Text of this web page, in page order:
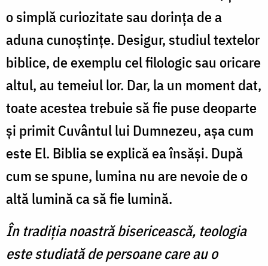
o simplă curiozitate sau dorința de a
aduna cunoștințe. Desigur, studiul textelor
biblice, de exemplu cel filologic sau oricare
altul, au temeiul lor. Dar, la un moment dat,
toate acestea trebuie să fie puse deoparte
și primit Cuvântul lui Dumnezeu, aşa cum
este El. Biblia se explică ea însăşi. După
cum se spune, lumina nu are nevoie de o
altă lumină ca să fie lumină.
În tradiția noastră bisericească, teologia
este studiată de persoane care au o